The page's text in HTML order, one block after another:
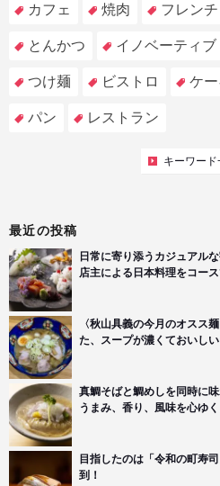
カフェ 焼肉 フレンチ
とんかつ イノベーティブ
つけ麺 ビストロ ケー
パン レストラン
キーワード
最近の投稿
日常に寄り添うカジュアル
店主による日本料理をコー
〈秋山具義の今月のオスス
た、スープが濃くておいし
真鯛そばと鯛めしを同時に
うまみ、香り、風味を心ゆ
目指したのは「令和の町寿
到！